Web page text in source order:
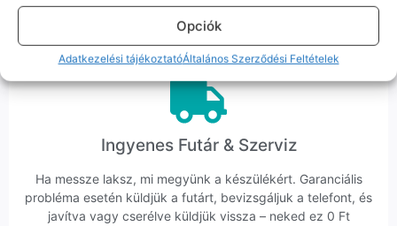
Opciók
Adatkezelési tájékoztatóÁltalános Szerződési Feltételek
hanem megoldást. Szakértő kollégáink azonnal kézbe
veszik az ügyedet.
Ingyenes Futár & Szerviz
Ha messze laksz, mi megyünk a készülékért. Garanciális
probléma esetén küldjük a futárt, bevizsgáljuk a telefont, és
javítva vagy cserélve küldjük vissza – neked ez 0 Ft